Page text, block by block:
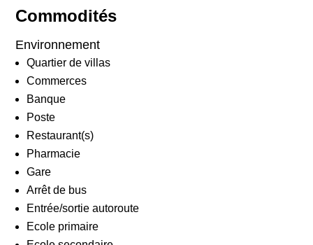
Commodités
Environnement
Quartier de villas
Commerces
Banque
Poste
Restaurant(s)
Pharmacie
Gare
Arrêt de bus
Entrée/sortie autoroute
Ecole primaire